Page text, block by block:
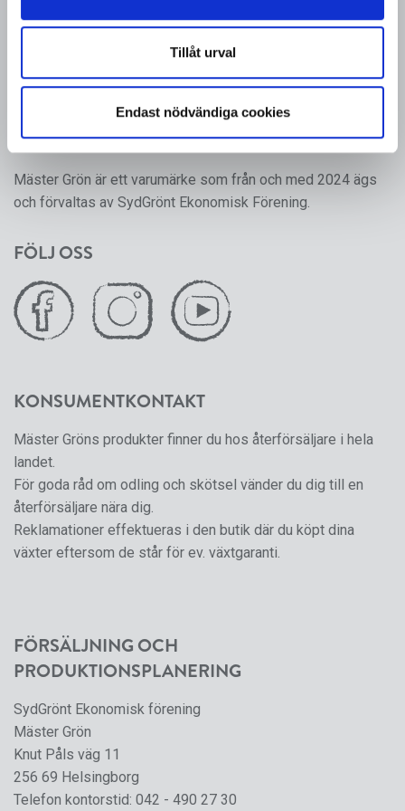
Tillåt urval
Endast nödvändiga cookies
MÄSTER GRÖN
Sveriges i särklass största, tillika odlarägda, leverantör av
kruk- och utplanteringsväxter. Mäster Gröns rötter går
grönsaker och prydnadsväxter gick ihop för att skapa en
gemensam försäljningsorganisation.
Mäster Grön är ett varumärke som från och med 2024 ägs
och förvaltas av SydGrönt Ekonomisk Förening.
FÖLJ OSS
KONSUMENTKONTAKT
Mäster Gröns produkter finner du hos återförsäljare i hela
landet.
För goda råd om odling och skötsel vänder du dig till en
återförsäljare nära dig.
Reklamationer effektueras i den butik där du köpt dina
växter eftersom de står för ev. växtgaranti.
FÖRSÄLJNING OCH
PRODUKTIONSPLANERING
SydGrönt Ekonomisk förening
Mäster Grön
Knut Påls väg 11
256 69 Helsingborg
Telefon kontorstid: 042 - 490 27 30